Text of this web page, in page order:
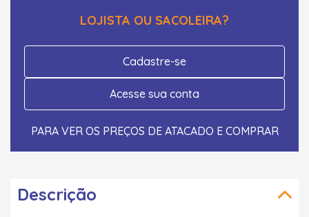
LOJISTA OU SACOLEIRA?
Cadastre-se
Acesse sua conta
PARA VER OS PREÇOS DE ATACADO E COMPRAR
Descrição